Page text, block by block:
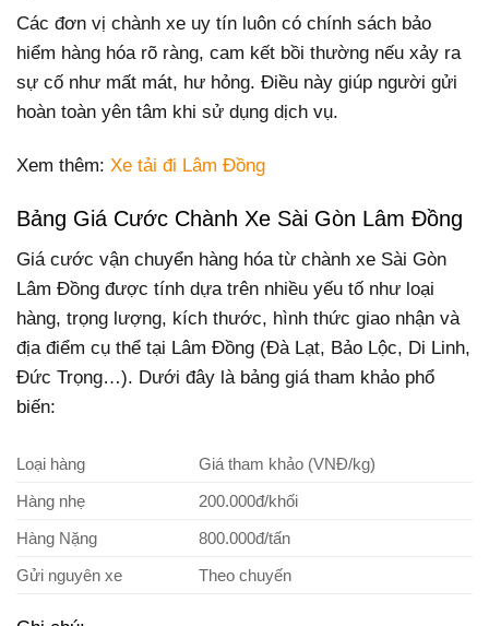
Các đơn vị chành xe uy tín luôn có chính sách bảo
hiểm hàng hóa rõ ràng, cam kết bồi thường nếu xảy ra
sự cố như mất mát, hư hỏng. Điều này giúp người gửi
hoàn toàn yên tâm khi sử dụng dịch vụ.
Xem thêm: Xe tải đi Lâm Đồng
Bảng Giá Cước Chành Xe Sài Gòn Lâm Đồng
Giá cước vận chuyển hàng hóa từ chành xe Sài Gòn
Lâm Đồng được tính dựa trên nhiều yếu tố như loại
hàng, trọng lượng, kích thước, hình thức giao nhận và
địa điểm cụ thể tại Lâm Đồng (Đà Lạt, Bảo Lộc, Di Linh,
Đức Trọng…). Dưới đây là bảng giá tham khảo phổ
biến:
Loại hàng
Giá tham khảo (VNĐ/kg)
Hàng nhẹ
200.000đ/khối
Hàng Nặng
800.000đ/tấn
Gửi nguyên xe
Theo chuyến